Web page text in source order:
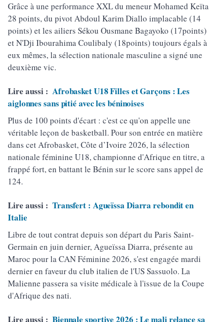
Grâce à une performance XXL du meneur Mohamed Keïta
28 points, du pivot Abdoul Karim Diallo implacable (14
points) et les ailiers Sékou Ousmane Bagayoko (17points)
et N'Dji Ibourahima Coulibaly (18points) toujours égals à
eux mêmes, la sélection nationale masculine a signé une
deuxième vic.
Lire aussi : Afrobasket U18 Filles et Garçons : Les
aiglonnes sans pitié avec les béninoises
Plus de 100 points d'écart : c'est ce qu'on appelle une
véritable leçon de basketball. Pour son entrée en matière
dans cet Afrobasket, Côte d’Ivoire 2026, la sélection
nationale féminine U18, championne d'Afrique en titre, a
frappé fort, en battant le Bénin sur le score sans appel de
124.
Lire aussi : Transfert : Agueïssa Diarra rebondit en
Italie
Libre de tout contrat depuis son départ du Paris Saint-
Germain en juin dernier, Agueïssa Diarra, présente au
Maroc pour la CAN Féminine 2026, s'est engagée mardi
dernier en faveur du club italien de l'US Sassuolo. La
Malienne passera sa visite médicale à l'issue de la Coupe
d'Afrique des nati.
Lire aussi : Biennale sportive 2026 : Le mali relance sa